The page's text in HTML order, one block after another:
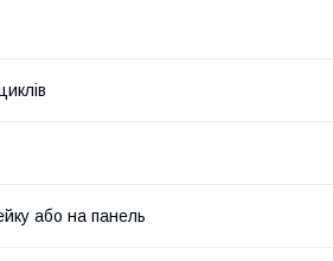
або на панель